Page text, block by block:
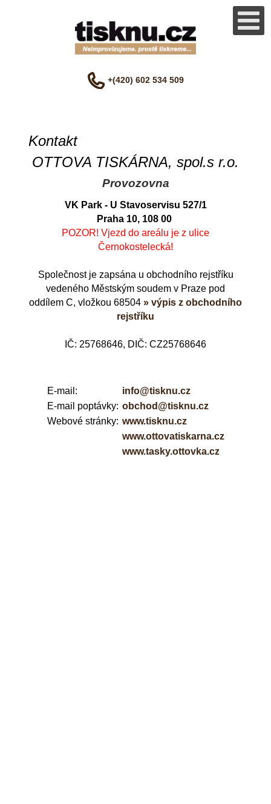
+(420) 602 534 509
Kontakt
OTTOVA TISKÁRNA, spol.s r.o.
Provozovna
VK Park - U Stavoservisu 527/1
Praha 10, 108 00
POZOR! Vjezd do areálu je z ulice
Černokostelecká!
Společnost je zapsána u obchodního rejstříku
vedeného Městským soudem v Praze pod
oddílem C, vložkou 68504 » výpis z obchodního
rejstříku
IČ: 25768646, DIČ: CZ25768646
E-mail:
info@tisknu.cz
E-mail poptávky: obchod@tisknu.cz
Webové stránky: www.tisknu.cz
www.ottovatiskarna.cz
www.tasky.ottovka.cz